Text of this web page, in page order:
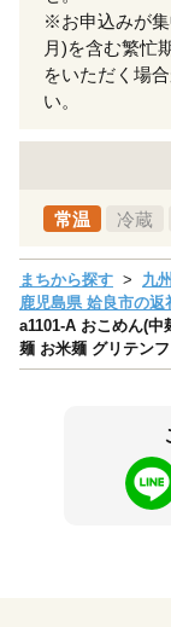
※お申込みが
月)を含む繁忙
をいただく場
い。
常温 冷蔵
まちから探す 九
鹿児島県 姶良市の返
a1101-A おこめん(
麺 お米麺 グリテン